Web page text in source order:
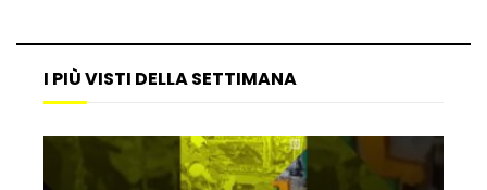
Australia, la proposta di matrimonio è
da favola
I PIÙ VISTI DELLA SETTIMANA